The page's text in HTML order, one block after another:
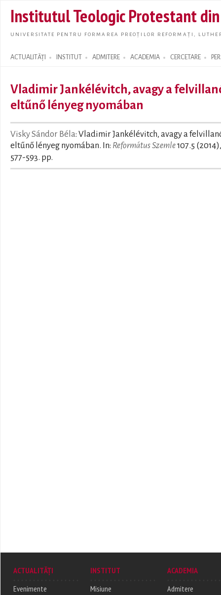
main
Institutul Teologic Protestant
UNIVERSITATE PENTRU FORMAREA PREOȚILOR REFORMAȚI,
ACTUALITĂȚI INSTITUT ADMITERE ACADEMIA CERCETARE
Search form
Vladimir Jankélévitch, avagy a
eltűnő lényeg nyomában
Visky Sándor Béla: Vladimir Jankélévitch, avagy a
eltűnő lényeg nyomában. In: Református Szemle107.5 (2014),
577-593. pp.
ACTUALITĂȚI
Evenimente
INSTITUT
Misiune
ACADEMIA
Admitere